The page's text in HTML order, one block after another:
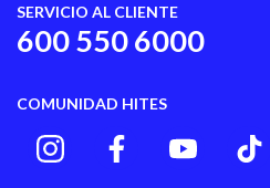
SERVICIO AL CLIENTE
600 550 6000
COMUNIDAD HITES